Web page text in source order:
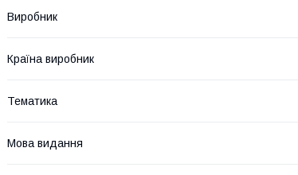
Виробник
Країна виробник
Тематика
Мова видання